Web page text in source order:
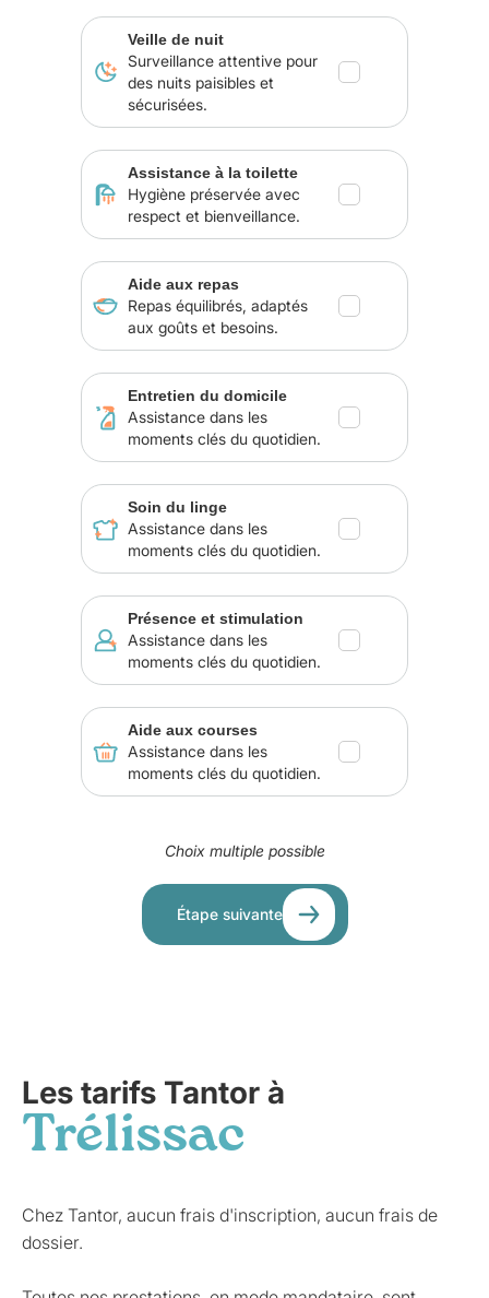
Veille de nuit
Surveillance attentive pour
des nuits paisibles et
sécurisées.
Assistance à la toilette
Hygiène préservée avec
respect et bienveillance.
Aide aux repas
Repas équilibrés, adaptés
aux goûts et besoins.
Entretien du domicile
Assistance dans les
moments clés du quotidien.
Soin du linge
Assistance dans les
moments clés du quotidien.
Présence et stimulation
Assistance dans les
moments clés du quotidien.
Aide aux courses
Assistance dans les
moments clés du quotidien.
Choix multiple possible
Étape suivante
Les tarifs Tantor à
Trélissac
Chez Tantor, aucun frais d'inscription, aucun frais de
dossier.